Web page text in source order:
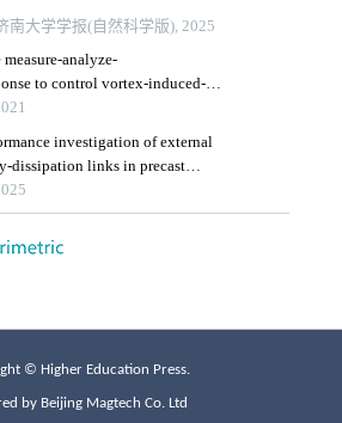
© Higher Education Press.
by Beijing Magtech Co. Ltd